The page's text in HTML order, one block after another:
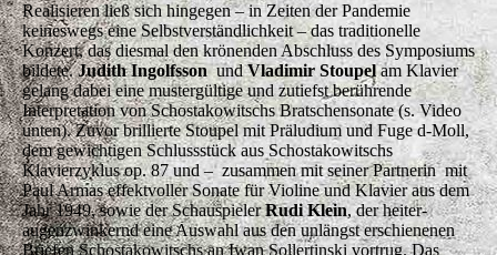
Realisieren ließ sich hingegen – in Zeiten der Pandemie
keineswegs eine Selbstverständlichkeit – das traditionelle
Konzert, das diesmal den krönenden Abschluss des Symposiums
bildete.Judith IngolfssonundVladimir Stoupelam Klavier
gelang dabei eine mustergültige und zutiefst berührende
Interpretation von Schostakowitschs Bratschensonate (s. Video
unten). Zuvor brillierte Stoupel mit Präludium und Fuge d-Moll,
dem gewichtigen Schlussstück aus Schostakowitschs
Klavierzyklus op. 87 und – zusammen mit seiner Partnerin mit
Paul Armas effektvoller Sonate für Violine und Klavier aus dem
Jahr 1949, sowie der SchauspielerRudi Klein, der heiter-
augenzwinkernd eine Auswahl aus den unlängst erschienenen
Briefen Schostakowitschs an Iwan Sollertinski vortrug. Das